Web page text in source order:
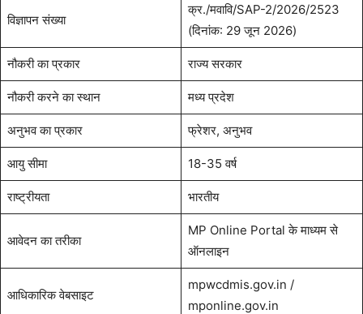
विज्ञापन संख्या
क्र./मवावि/SAP-2/2026/2523
(दिनांक: 29 जून 2026)
नौकरी का प्रकार राज्य सरकार
नौकरी करने का स्थान मध्य प्रदेश
अनुभव का प्रकार फ्रेशर, अनुभव
आयु सीमा 18-35 वर्ष
राष्ट्रीयता भारतीय
आवेदन का तरीका
MP Online Portal के माध्यम से
ऑनलाइन
आधिकारिक वेबसाइट
mpwcdmis.gov.in /
mponline.gov.in